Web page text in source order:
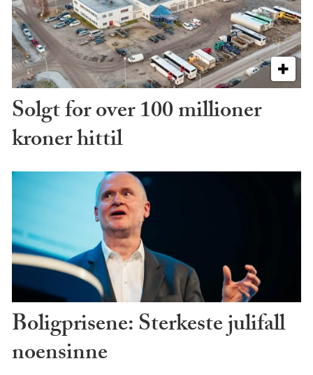
Solgt for over 100 millioner
kroner hittil
Boligprisene: Sterkeste julifall
noensinne